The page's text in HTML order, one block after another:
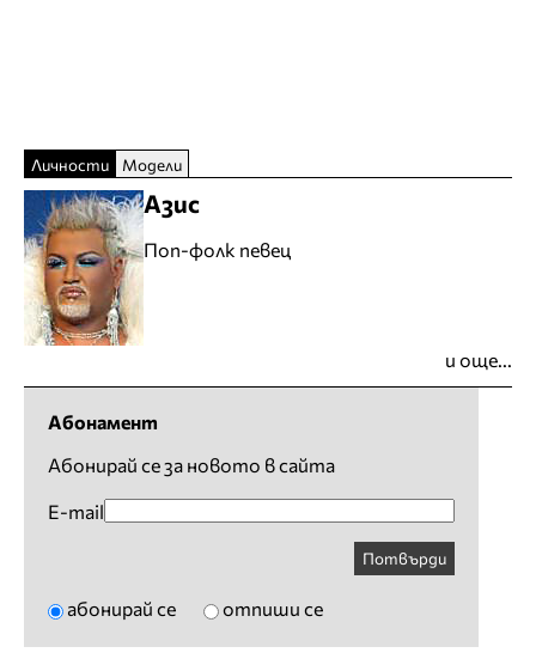
Личности Модели
Азис
Поп-фолк певец
и още...
Абонамент
Абонирай се за новото в сайта
E-mail
Потвърди
абонирай се отпиши се